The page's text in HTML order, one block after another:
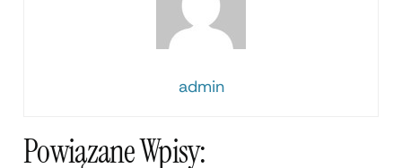
admin
Powiązane Wpisy: